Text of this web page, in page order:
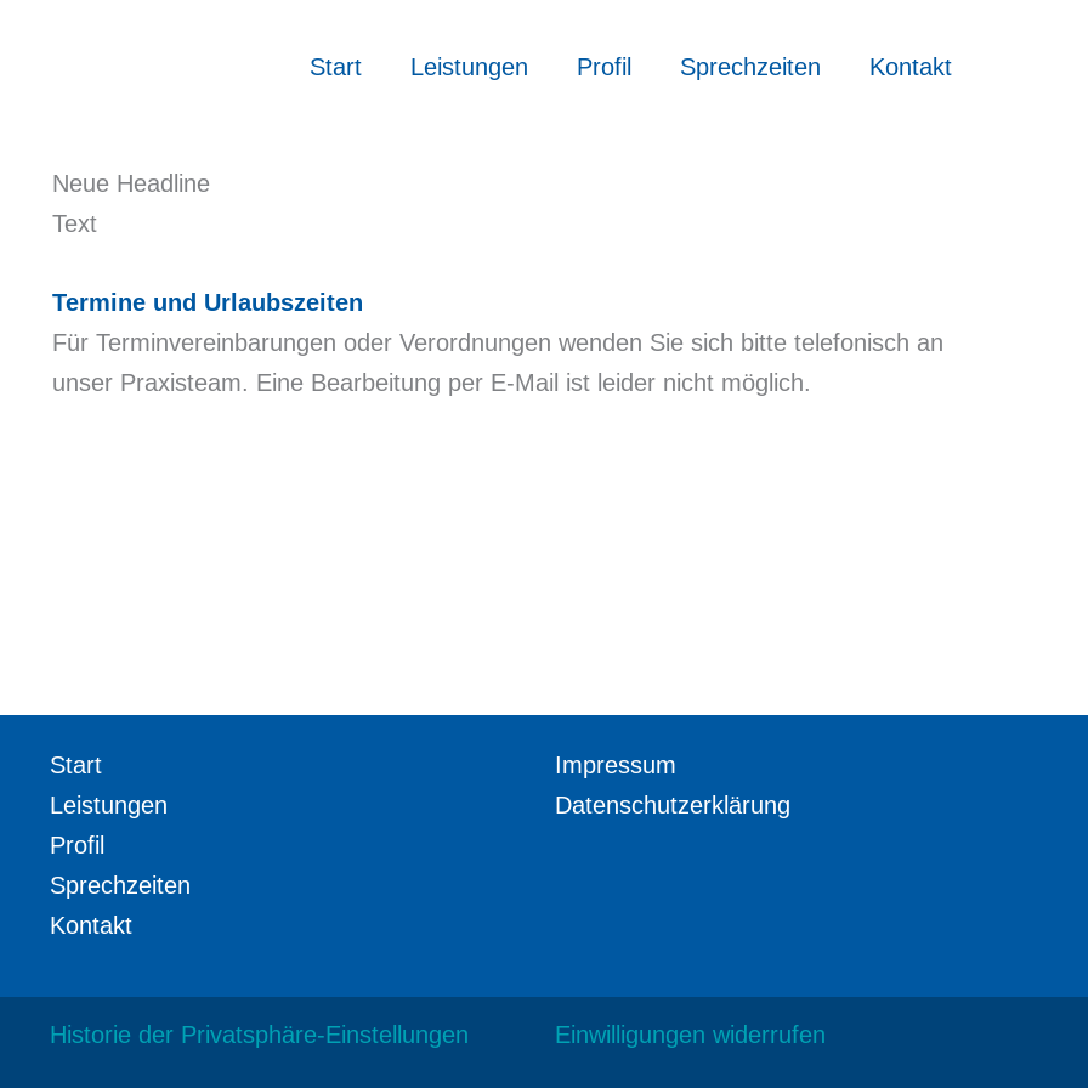
Start Leistungen Profil Sprechzeiten Kontakt
Neue Headline
Text
Termine und Urlaubszeiten
Für Terminvereinbarungen oder Verordnungen wenden Sie sich bitte telefonisch an
unser Praxisteam. Eine Bearbeitung per E-Mail ist leider nicht möglich.
Start
Leistungen
Profil
Sprechzeiten
Kontakt
Impressum
Datenschutzerklärung
Historie der Privatsphäre-Einstellungen Einwilligungen widerrufen